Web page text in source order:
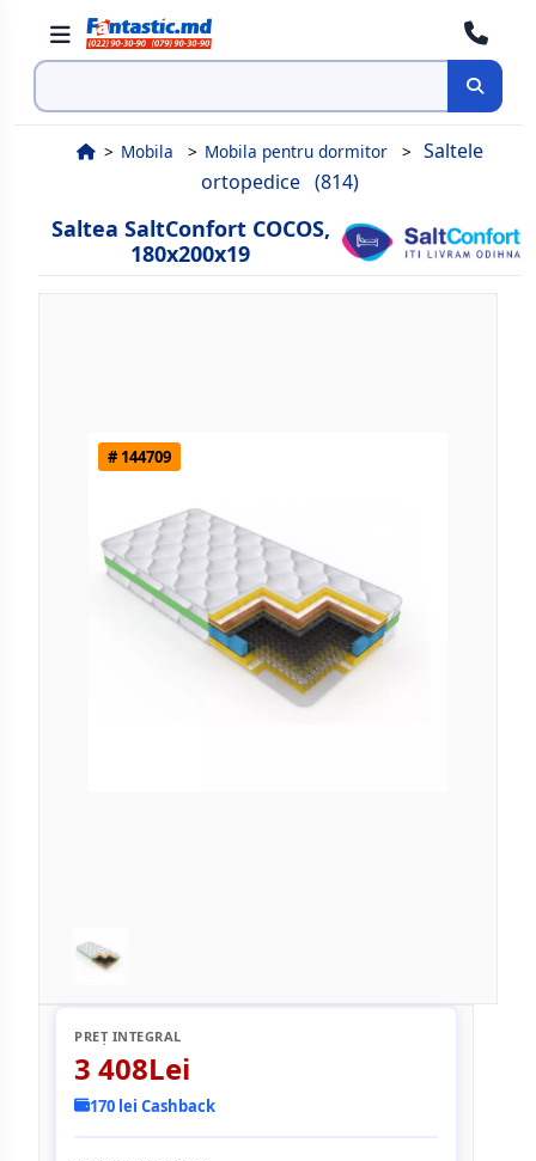
Cauta
Mobila Mobila pentru dormitor
Saltele
ortopedice (814)
Saltea SaltConfort COCOS,
180x200x19
# 144709
PREȚ INTEGRAL
3 408Lei
170 lei Cashback